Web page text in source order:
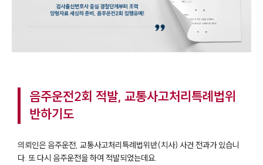
음주운전2회 적발, 교통사고처리특례법위
반하기도
의뢰인은 음주운전, 교통사고처리특례법위반(치사) 사건 전과가 있습니
다. 또 다시 음주운전을 하여 적발되었는데요.